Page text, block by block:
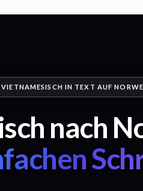
IN TEXT AUF
nach